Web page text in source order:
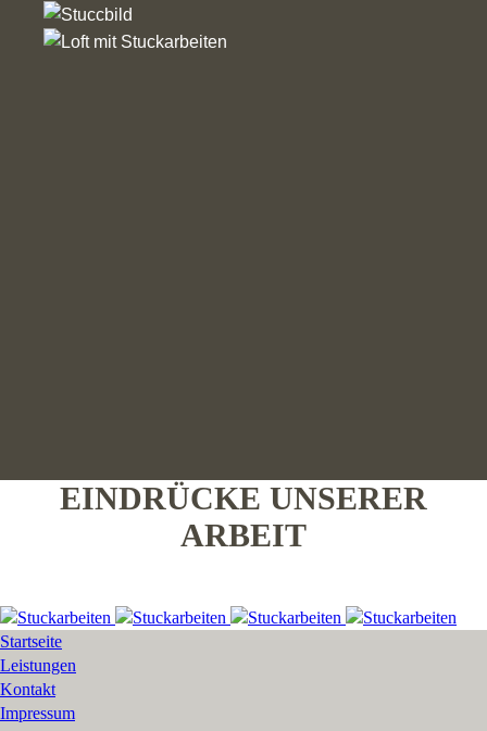
EINDRÜCKE UNSERER
ARBEIT
Startseite
Leistungen
Kontakt
Impressum